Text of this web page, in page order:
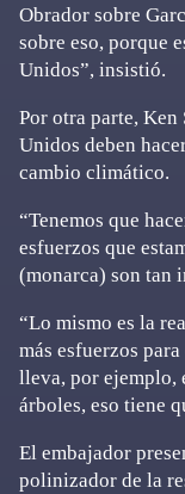
Obrador sobre
sobre eso, porque
Unidos”, insistió.
Por otra parte, Ken
Unidos deben
cambio climático.
“Tenemos que
esfuerzos que
(monarca) son tan
“Lo mismo es la
más esfuerzos
lleva, por ejemplo,
árboles, eso tiene
El embajador
polinizador de la